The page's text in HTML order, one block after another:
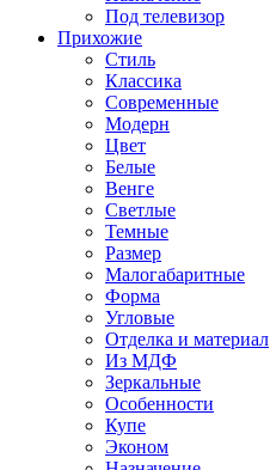
Под телевизор
Прихожие
Стиль
Классика
Современные
Модерн
Цвет
Белые
Венге
Светлые
Темные
Размер
Малогабаритные
Форма
Угловые
Отделка и материал
Из МДФ
Зеркальные
Особенности
Купе
Эконом